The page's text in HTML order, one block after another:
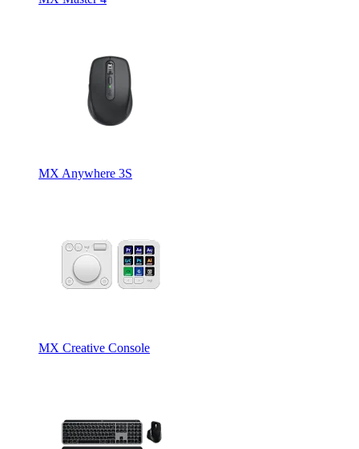
MX Anywhere 3S
MX Creative Console